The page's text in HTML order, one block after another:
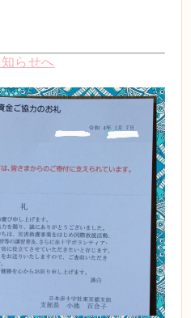
らせへ